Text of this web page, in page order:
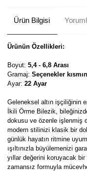
Ürün Bilgisi
Ürünün Özellikleri:
Boyut: 5,4 - 6,8 Arası
Gramaj: Seçenekler
Ayar: 22 Ayar
Geleneksel altın işçiliğinin
İkili Örme Bilezik,
dokusu ve özenle işlenmiş
modern stilinizi klasik bir
günlük hayatın ritmine
ışıltınızla büyülemenizi
yıllar değerini koruyacak
zamansız formuyla